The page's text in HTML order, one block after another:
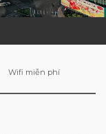
Wifi miễn phí